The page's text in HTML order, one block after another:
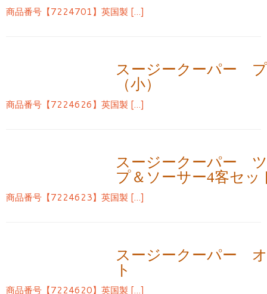
商品番号【7224701】英国製 […]
スージークーパー
（小）
商品番号【7224626】英国製 […]
スージークーパー
プ＆ソーサー4客セッ
商品番号【7224623】英国製 […]
スージークーパー
ト
商品番号【7224620】英国製 […]